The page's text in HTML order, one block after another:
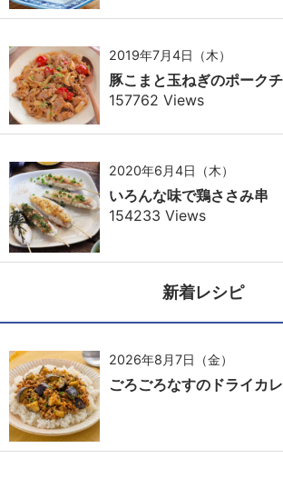
2019年7月4日（木）
豚こまと玉ねぎのポーク
157762 Views
2020年6月4日（木）
いろんな味で鶏ささみ串
154233 Views
新着レシピ
2026年8月7日（金）
ごろごろなすのドライカ